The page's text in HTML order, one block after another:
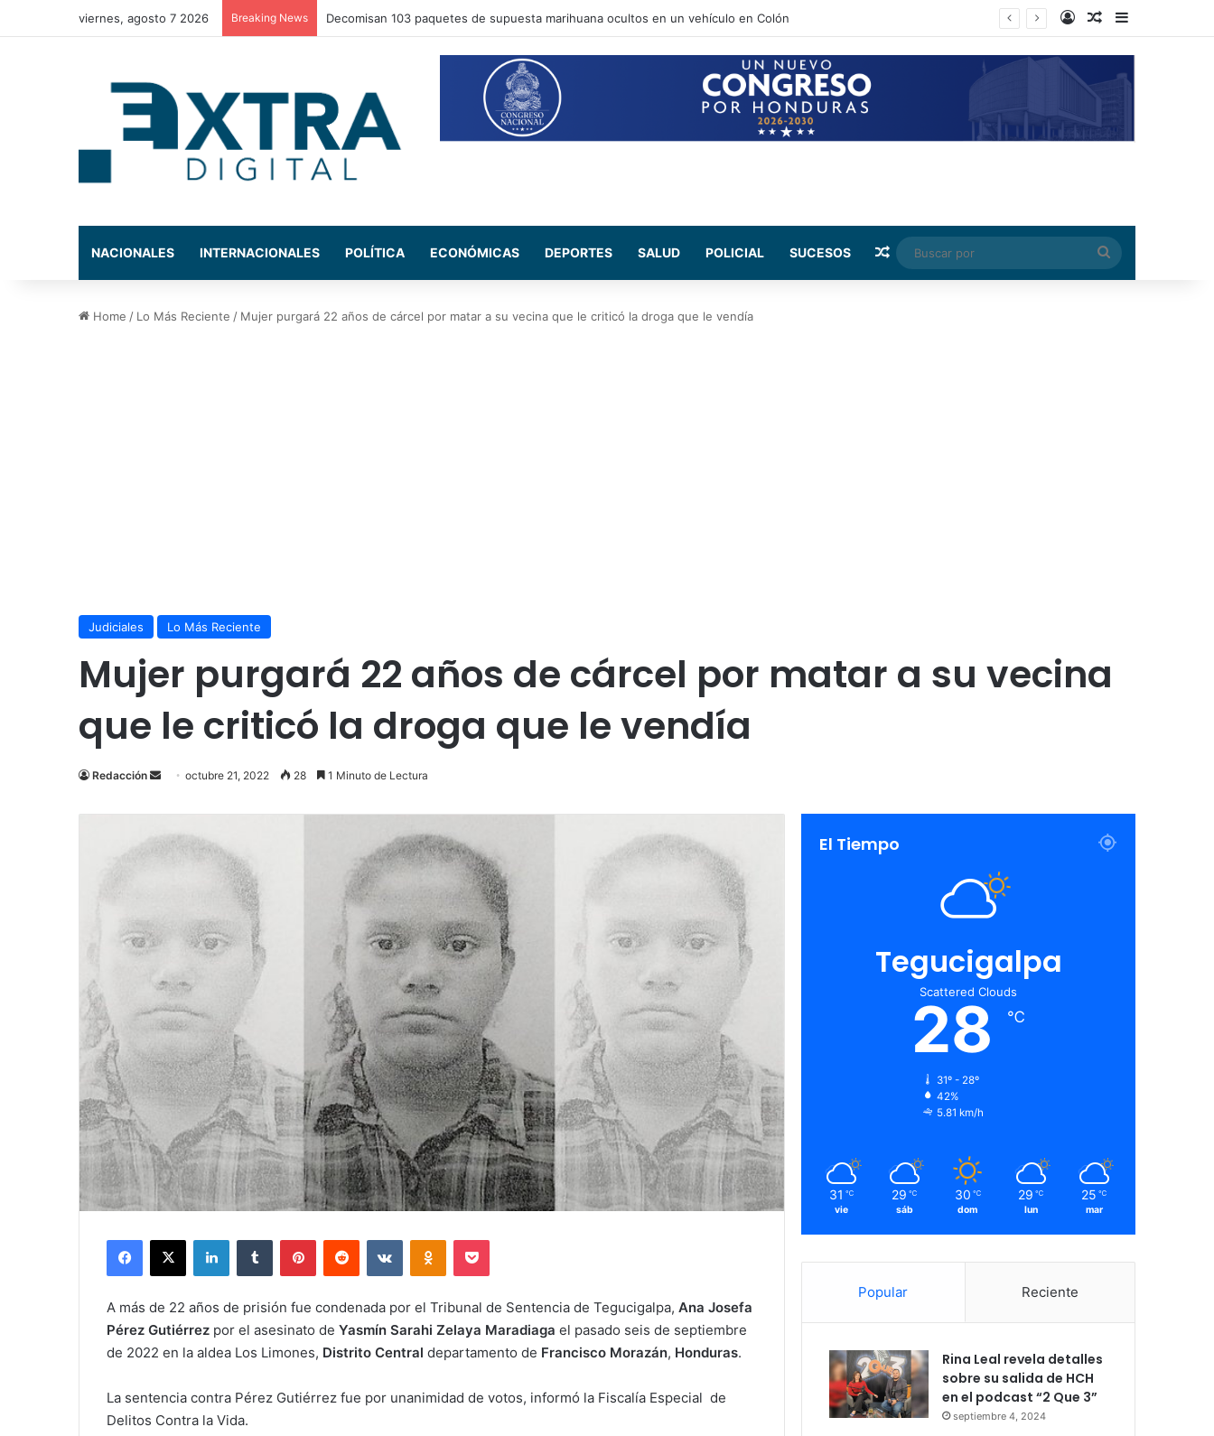
viernes, agosto 7 2026 Breaking News Combustibles en Honduras subirán desde el lunes 10 de agosto: estos son los nuevos precios Log InRandom Article
Sidebar
NACIONALES INTERNACIONALES POLÍTICA ECONÓMICAS DEPORTES SALUD POLICIAL SUCESOS Random Article
Buscar
por
Home / Lo Más Reciente / Mujer purgará 22 años de cárcel por matar a su vecina que le criticó la droga que le vendía
Judiciales Lo Más Reciente
Mujer purgará 22 años de cárcel por matar a su vecina
que le criticó la droga que le vendía
Redacción
Send
email
octubre 21, 2022 28 1 Minuto de Lectura
Facebook
X LinkedInTumblr PinterestReddit VKontakteOdnoklassniki
Pocket
A más de 22 años de prisión fue condenada por el Tribunal de Sentencia de Tegucigalpa, Ana Josefa
Pérez Gutiérrez por el asesinato de Yasmín Sarahi Zelaya Maradiaga el pasado seis de septiembre
de 2022 en la aldea Los Limones, Distrito Central departamento de Francisco Morazán, Honduras.
La sentencia contra Pérez Gutiérrez fue por unanimidad de votos, informó la Fiscalía Especial de
Delitos Contra la Vida.
El Tiempo
Tegucigalpa
Scattered Clouds
28 ℃
31º - 28º
42%
5.81 km/h
31 ℃
vie
29 ℃
sáb
30 ℃
dom
29 ℃
lun
25 ℃
mar
Popular Reciente
Rina Leal revela detalles
sobre su salida de HCH
en el podcast “2 Que 3”
septiembre 4, 2024